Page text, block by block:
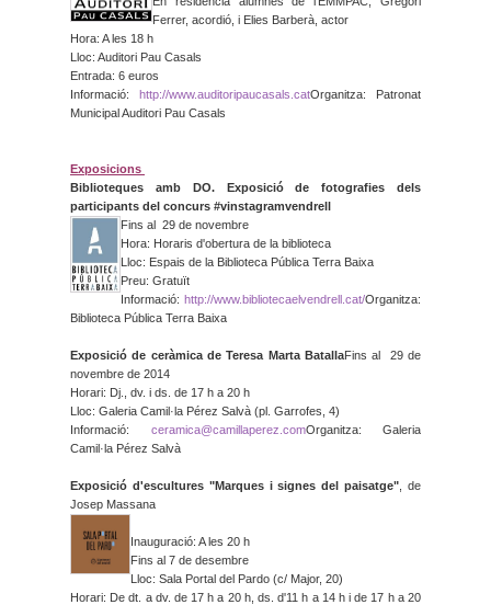
Ferrer, acordió, i Elies Barberà, actor
Hora: A les 18 h
Lloc: Auditori Pau Casals
Entrada: 6 euros
Informació: http://www.auditoripaucasals. catOrganitza: Patronat
Municipal Auditori Pau Casals
Exposicions
Biblioteques amb DO. Exposició de fotografies dels
participants del concurs #vinstagramvendrell
Fins al 29 de novembre
Hora: Horaris d'obertura de la biblioteca
Lloc: Espais de la Biblioteca Pública Terra Baixa
Preu: Gratuït
Informació: http://www.bibliotecaelvendrell.cat/Organitza:
Biblioteca Pública Terra Baixa
Exposició de ceràmica de Teresa Marta BatallaFins al 29 de
novembre de 2014
Horari: Dj., dv. i ds. de 17 h a 20 h
Lloc: Galeria Camil·la Pérez Salvà (pl. Garrofes, 4)
Informació: ceramica@camillaperez.comOrganitza: Galeria
Camil·la Pérez Salvà
Exposició d'escultures "Marques i signes del paisatge" , de
Josep Massana
Inauguració: A les 20 h
Fins al 7 de desembre
Lloc: Sala Portal del Pardo (c/ Major, 20)
Horari: De dt. a dv. de 17 h a 20 h, ds. d'11 h a 14 h i de 17 h a 20